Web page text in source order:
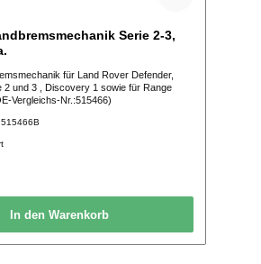
Serie 2-3,
für Land Rover Defender,
2 und 3 , Discovery 1 sowie für Range
Vergleichs-Nr.:515466)
515466B
In den Warenkorb